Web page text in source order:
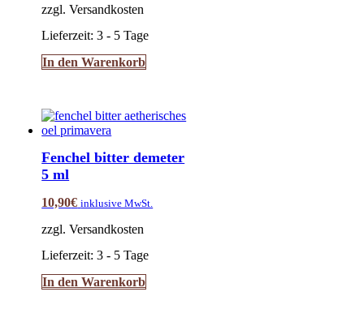
zzgl. Versandkosten
Lieferzeit:3 - 5 Tage
In den Warenkorb
Fenchel bitter demeter
5 ml
10,90€ inklusive MwSt.
zzgl. Versandkosten
Lieferzeit:3 - 5 Tage
In den Warenkorb